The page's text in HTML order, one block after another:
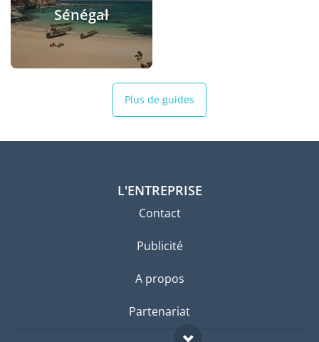
Sénégal
Plus de guides
L'ENTREPRISE
Contact
Publicité
A propos
Partenariat